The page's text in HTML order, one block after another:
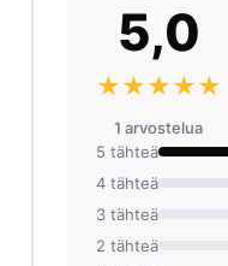
5,0
★★★★★
1 arvosteluа
5 tähteä
4 tähteä
3 tähteä
2 tähteä